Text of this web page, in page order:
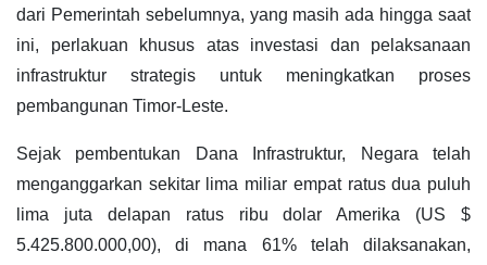
dari Pemerintah sebelumnya, yang masih ada hingga saat
ini, perlakuan khusus atas investasi dan pelaksanaan
infrastruktur strategis untuk meningkatkan proses
pembangunan Timor-Leste.
Sejak pembentukan Dana Infrastruktur, Negara telah
menganggarkan sekitar lima miliar empat ratus dua puluh
lima juta delapan ratus ribu dolar Amerika (US $
5.425.800.000,00), di mana 61% telah dilaksanakan,